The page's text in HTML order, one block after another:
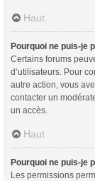
Haut
Pourquoi ne puis-je
Certains forums
d’utilisateurs. Pour
autre action, vous
contacter un
un accès.
Haut
Pourquoi ne puis-je
Les permissions